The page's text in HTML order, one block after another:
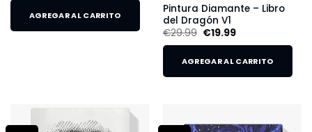
AGREGAR AL CARRITO
Pintura Diamante – Libro
del Dragón V1
€29.99 €19.99
AGREGAR AL CARRITO